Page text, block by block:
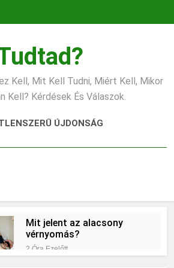
Kell, Mit Kell Tudni, Miért Kell, Mikor
Kell? Kérdések És Válaszok.
ÚJDONSÁG
Mit jelent az alacsony
vérnyomás?
2 Óra Ezelőtt